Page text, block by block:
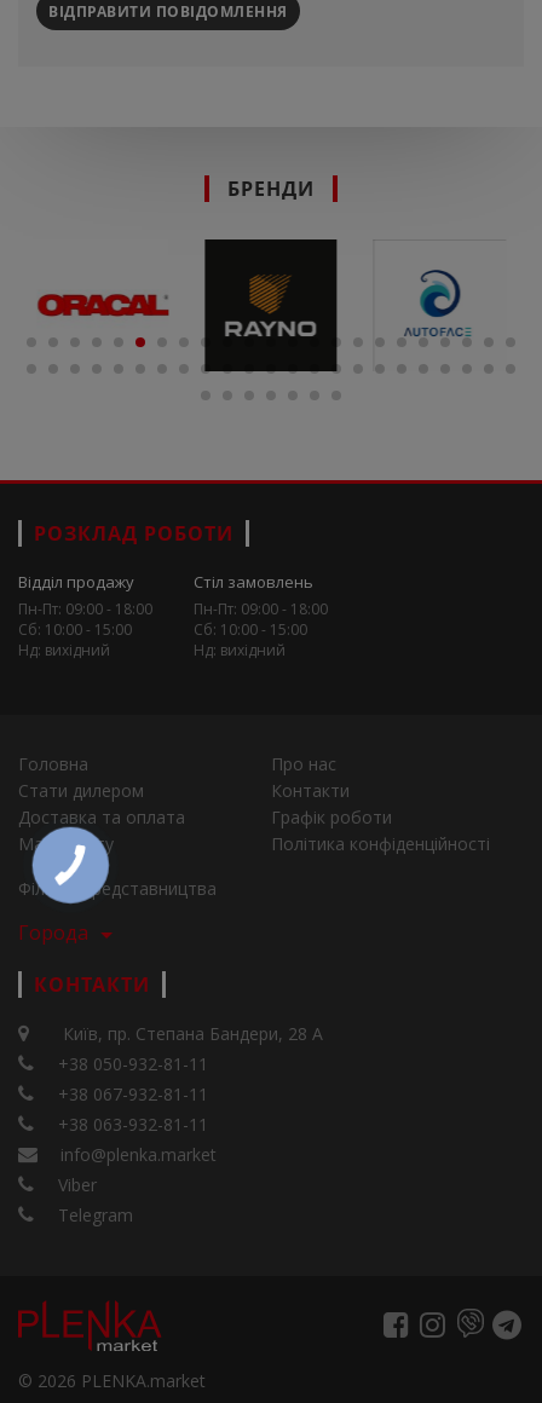
ВІДПРАВИТИ ПОВІДОМЛЕННЯ
БРЕНДИ
РОЗКЛАД РОБОТИ
Відділ продажу
Пн-Пт: 09:00 - 18:00
Сб: 10:00 - 15:00
Нд: вихідний
Стіл замовлень
Пн-Пт: 09:00 - 18:00
Сб: 10:00 - 15:00
Нд: вихідний
Головна
Про нас
Стати дилером
Контакти
Доставка та оплата
Графік роботи
Мапа сайту
Політика конфіденційності
Філії та представництва
Города
КОНТАКТИ
Київ, пр. Степана Бандери, 28 А
+38 050-932-81-11
+38 067-932-81-11
+38 063-932-81-11
info@plenka.market
Viber
Telegram
© 2026 PLENKA.market